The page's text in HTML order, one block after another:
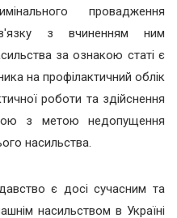
провадження
з вчиненням ним
за ознакою статі є
на профілактичний облік
роботи та здійснення
з метою недопущення
насильства.
є досі сучасним та
насильством в Україні